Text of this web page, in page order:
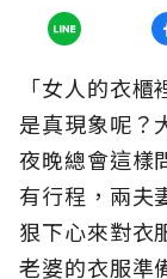
「女人的衣
是真現象呢？
夜晚總會這樣
有行程，兩夫
狠下心來對衣
老婆的衣服準